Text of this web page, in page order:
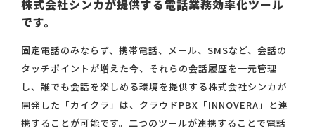
株式会社シンカが提供する電話業務効率化ツール
です。
固定電話のみならず、携帯電話、メール、SMSなど、会話の
タッチポイントが増えた今、それらの会話履歴を一元管理
し、誰でも会話を楽しめる環境を提供する株式会社シンカが
開発した「カイクラ」は、クラウドPBX「INNOVERA」と連
携することが可能です。二つのツールが連携することで電話